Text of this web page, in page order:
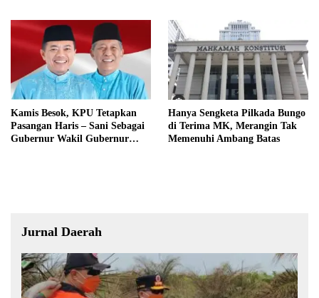
Kamis Besok, KPU Tetapkan
Pasangan Haris – Sani Sebagai
Gubernur Wakil Gubernur
Hanya Sengketa Pilkada Bungo
di Terima MK, Merangin Tak
Memenuhi Ambang Batas
Jurnal Daerah